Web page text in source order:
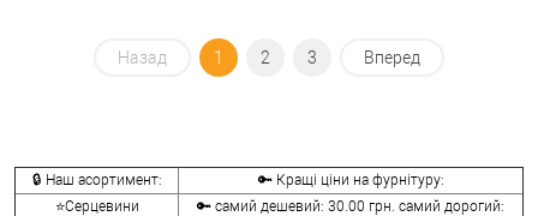
Назад 1 2 3 Вперед
🔒 Наш асортимент:
🔑 Кращі ціни на фурнітуру:
⭐Серцевини
🔑 самий дешевий: 30.00 грн. самий дорогий: